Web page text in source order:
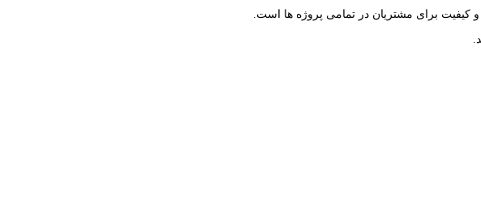
و کیفیت برای مشتریان در تمامی پروژه ها است.